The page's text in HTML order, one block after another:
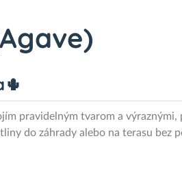
pravidelným tvarom a
do záhrady alebo na terasu bez